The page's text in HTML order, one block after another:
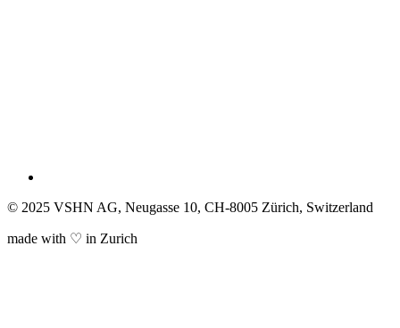
© 2025 VSHN AG, Neugasse 10, CH-8005 Zürich, Switzerland
made with ♡ in Zurich